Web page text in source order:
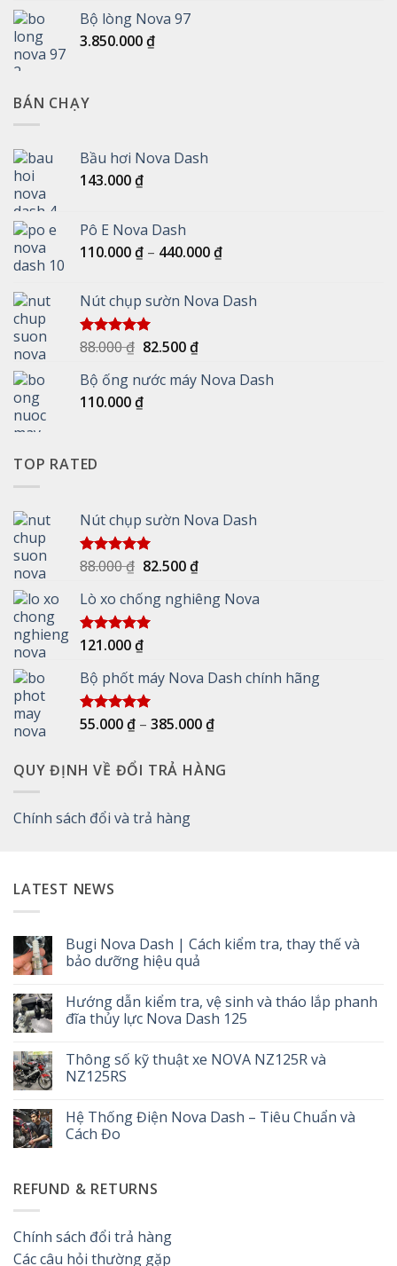
Bộ lòng Nova 97
3.850.000₫
BÁN CHẠY
Bầu hơi Nova Dash
143.000₫
Pô E Nova Dash
110.000₫ – 440.000₫Khoảng
110.000 ₫
Nút chụp sườn Nova Dash
Được xếp
5.00
5 sao
88.000₫ Giá
là:
88.000 ₫.
82.500₫Giá
tại
Bộ ống nước máy Nova Dash
110.000₫
TOP RATED
Nút chụp sườn Nova Dash
Được xếp
5.00
5 sao
88.000₫ Giá
là:
88.000 ₫.
82.500₫Giá
tại
Lò xo chống nghiêng Nova
Được xếp
5.00
5 sao
121.000₫
Bộ phốt máy Nova Dash chính hãng
Được xếp
5.00
55.000₫ – 385.000₫Khoảng
từ
55.000 ₫
QUY ĐỊNH VỀ ĐỔI TRẢ HÀNG
Chính sách đổi và trả hàng
LATEST NEWS
Bugi Nova Dash | Cách kiểm tra, thay thế và
bảo dưỡng hiệu quả
bình
luận
ở
Dash
|
Cách
thay
thế
và
quả
Hướng dẫn kiểm tra, vệ sinh và tháo lắp phanh
đĩa thủy lực Nova Dash 125
bình
luận
ở
kiểm
tra,
vệ
lắp
phanh
lực
Nova
Dash
Thông số kỹ thuật xe NOVA NZ125R và
NZ125RS
bình
luận
ở
thuật
xe
và
NZ125RS
Hệ Thống Điện Nova Dash – Tiêu Chuẩn và
Cách Đo
luận
ở
Điện
Nova
Dash
REFUND & RETURNS
Chính sách đổi trả hàng
Các câu hỏi thường gặp